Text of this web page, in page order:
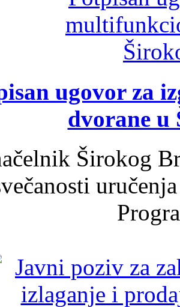
ugovor za
dvorane u
Širokog